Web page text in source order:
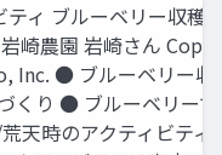
ティ ブルーベリー収穫
崎農園 岩崎さん
Inc. ● ブルーベリー収
くり ● ブルーベリー
天時のアクティビテ